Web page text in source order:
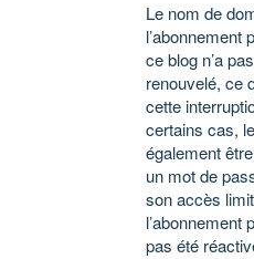
Le nom de
l’abonnement
ce blog n’a
renouvelé, ce
cette
certains cas,
également
un mot de
son accès
l’abonnement
pas été